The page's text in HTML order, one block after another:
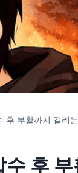
후 부활까지 걸리
후